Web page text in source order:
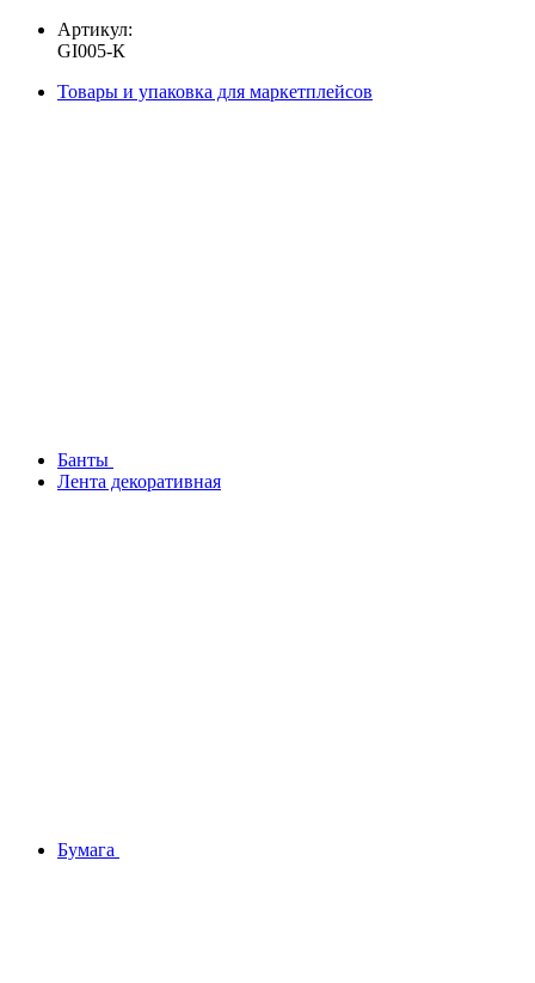
Артикул:
GI005-К
Товары и упаковка для маркетплейсов
Банты
Лента декоративная
Бумага